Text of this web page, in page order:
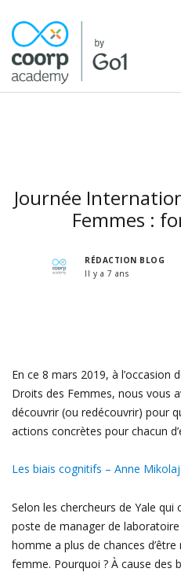
Journée
Femmes :
RÉDACTION BLOG
Il y a 7 ans
En ce 8 mars 2019, à l’occasion
Droits des Femmes, nous vous
découvrir (ou redécouvrir) pour
actions concrètes pour chacun
Les biais cognitifs – Anne
Selon les chercheurs de Yale qui
poste de manager de
homme a plus de chances d’être
femme. Pourquoi ? À cause des